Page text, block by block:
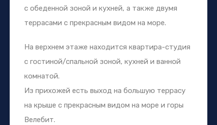
с обеденной зоной и кухней, а также двумя
террасами с прекрасным видом на море.
На верхнем этаже находится квартира-студия
с гостиной/спальной зоной, кухней и ванной
комнатой.
Из прихожей есть выход на большую террасу
на крыше с прекрасным видом на море и горы
Велебит.